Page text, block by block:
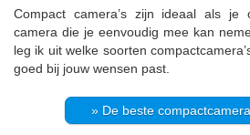
Compact camera’s zijn ideaal als
camera die je eenvoudig mee kan
leg ik uit welke soorten
goed bij jouw wensen past.
» De beste